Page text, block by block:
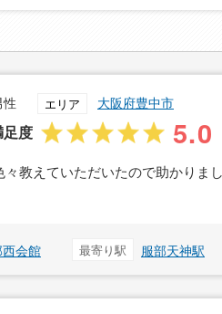
エリア 大阪府豊中市
度 5.0
教えていただいたので助かりまし
会館 最寄り駅 服部天神駅